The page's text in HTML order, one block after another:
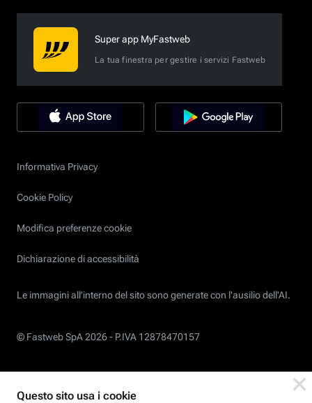
Super app MyFastweb
La tua finestra per gestire i servizi Fastweb
Informativa Privacy
Cookie Policy
Modifica preferenze cookie
Dichiarazione di accessibilità
Le immagini all’interno del sito sono generate con l'ausilio dell'AI.
© Fastweb SpA 2026 - P.IVA 12878470157